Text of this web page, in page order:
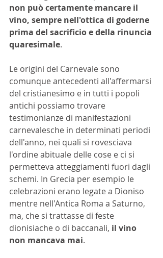
non può certamente mancare il
vino, sempre nell'ottica di goderne
prima del sacrificio e della rinuncia
quaresimale.
Le origini del Carnevale sono
comunque antecedenti all'affermarsi
del cristianesimo e in tutti i popoli
antichi possiamo trovare
testimonianze di manifestazioni
carnevalesche in determinati periodi
dell'anno, nei quali si rovesciava
l'ordine abituale delle cose e ci si
permetteva atteggiamenti fuori dagli
schemi. In Grecia per esempio le
celebrazioni erano legate a Dioniso
mentre nell'Antica Roma a Saturno,
ma, che si trattasse di feste
dionisiache o di baccanali, il vino
non mancava mai.